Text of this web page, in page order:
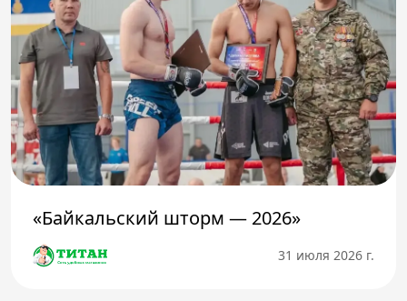
«Байкальский шторм — 2026»
31 июля 2026 г.